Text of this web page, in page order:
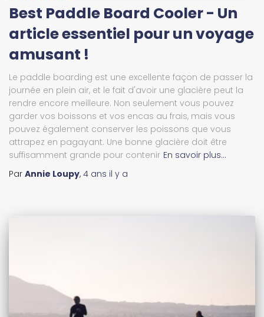
Best Paddle Board Cooler - Un
article essentiel pour un voyage
amusant !
Le paddle boarding est une excellente façon de passer la
journée en plein air, et le fait d'avoir une glacière peut la
rendre encore meilleure. Non seulement vous pouvez
garder vos boissons et vos encas au frais, mais vous
pouvez également conserver les poissons que vous
attrapez en pagayant. Une bonne glacière doit être
suffisamment grande pour contenir En savoir plus…
Par Annie Loupy, 4 ans il y a